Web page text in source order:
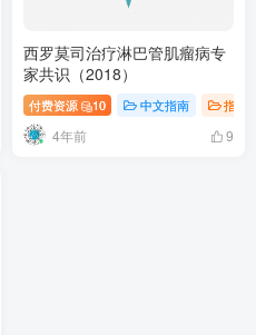
英文指南
西罗莫司治疗淋巴管肌瘤病专
家共识（2018）
付费资源 10 中文指南 指南
4年前 9